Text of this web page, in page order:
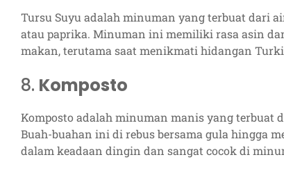
Tursu Suyu adalah minuman yang terbuat dari
atau paprika. Minuman ini memiliki rasa asin
makan, terutama saat menikmati hidangan
8. Komposto
Komposto adalah minuman manis yang terbuat
Buah-buahan ini di rebus bersama gula hingga
dalam keadaan dingin dan sangat cocok di